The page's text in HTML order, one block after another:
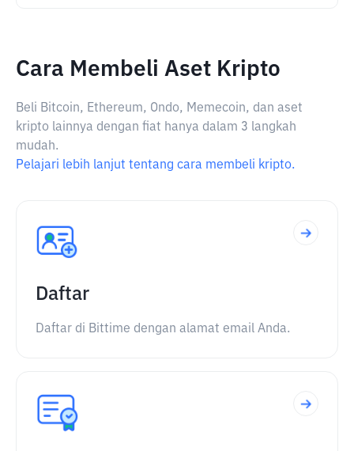
Cara Membeli Aset Kripto
Beli Bitcoin, Ethereum, Ondo, Memecoin, dan aset
kripto lainnya dengan fiat hanya dalam 3 langkah
mudah.
Pelajari lebih lanjut tentang cara membeli kripto.
Daftar
Daftar di Bittime dengan alamat email Anda.